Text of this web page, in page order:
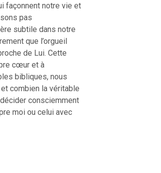
façonnent notre vie et
pas
subtile dans notre
que l’orgueil
de Lui. Cette
cœur et à
bibliques, nous
combien la véritable
consciemment
moi ou celui avec